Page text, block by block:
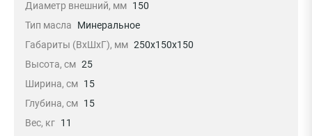
Диаметр внешний, мм 150
Тип масла
Минеральное
Габариты (ВхШхГ), мм 250х150х150
Высота, см 25
Ширина, см 15
Глубина, см 15
Вес, кг 11